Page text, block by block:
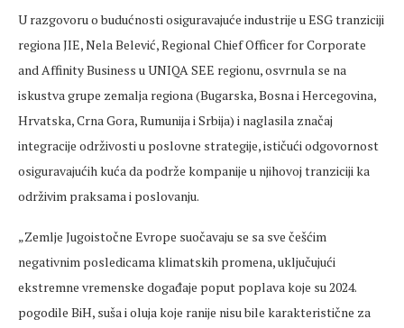
U razgovoru o budućnosti osiguravajuće industrije u ESG tranziciji
regiona JIE, Nela Belević, Regional Chief Officer for Corporate
and Affinity Business u UNIQA SEE regionu, osvrnula se na
iskustva grupe zemalja regiona (Bugarska, Bosna i Hercegovina,
Hrvatska, Crna Gora, Rumunija i Srbija) i naglasila značaj
integracije održivosti u poslovne strategije, ističući odgovornost
osiguravajućih kuća da podrže kompanije u njihovoj tranziciji ka
održivim praksama i poslovanju.
„Zemlje Jugoistočne Evrope suočavaju se sa sve češćim
negativnim posledicama klimatskih promena, uključujući
ekstremne vremenske događaje poput poplava koje su 2024.
pogodile BiH, suša i oluja koje ranije nisu bile karakteristične za